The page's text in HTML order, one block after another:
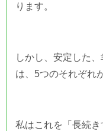
ります。
しかし、安定した
は、5つのそれぞれ
私はこれを「長続